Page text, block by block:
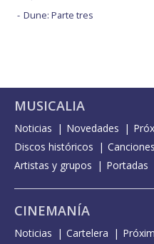
Dune: Parte tres
MUSICALIA
Noticias Novedades
Discos históricos
Canciones
Artistas y grupos
Portadas
CINEMANÍA
Noticias Cartelera